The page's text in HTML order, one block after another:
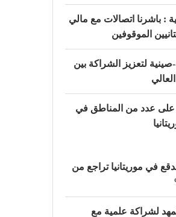
: باشرنا اتصالات مع مالي
الموقوفين
صينية لتعزيز الشراكة بين
عدد من المناطق في
في موريتانيا تراجع من
لشراكة علمية مع